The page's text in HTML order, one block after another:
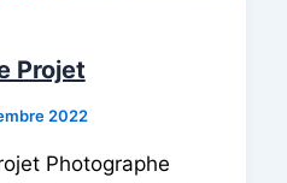
Projet
2022
Photographe